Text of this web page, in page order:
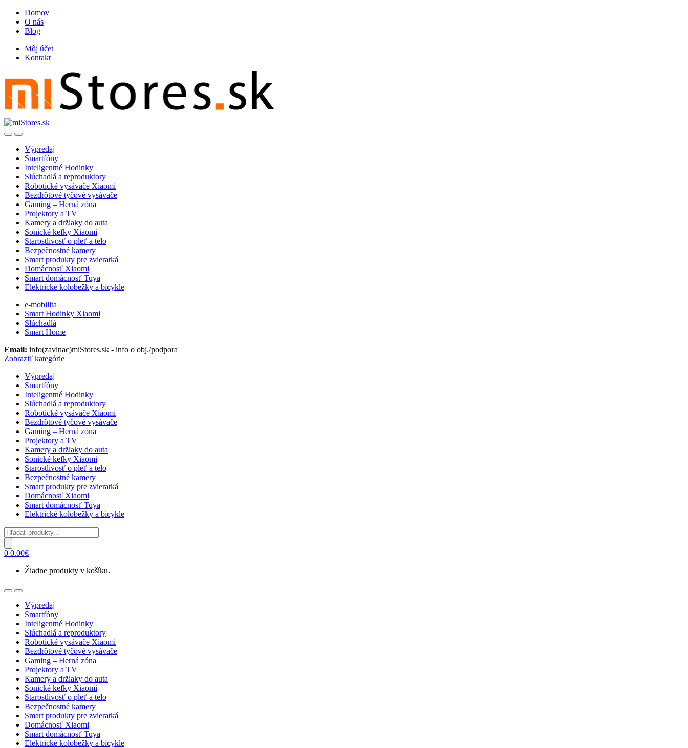
Skip
navigation
Skip
content
Domov
O nás
Blog
Môj účet
Kontakt
OpenClose
Výpredaj
Smartfóny
Inteligentné Hodinky
Slúchadlá a reproduktory
Robotické vysávače Xiaomi
Bezdrôtové tyčové vysávače
Gaming – Herná zóna
Projektory a TV
Kamery a držiaky do auta
Sonické kefky Xiaomi
Starostlivosť o pleť a telo
Bezpečnostné kamery
Smart produkty pre zvieratká
Domácnosť Xiaomi
Smart domácnosť Tuya
Elektrické kolobežky a bicykle
e-mobilita
Smart Hodinky Xiaomi
Slúchadlá
Smart Home
Email: info(zavinac)miStores.sk - info o obj./podpora
Zobraziť kategórie
Výpredaj
Smartfóny
Inteligentné Hodinky
Slúchadlá a reproduktory
Robotické vysávače Xiaomi
Bezdrôtové tyčové vysávače
Gaming – Herná zóna
Projektory a TV
Kamery a držiaky do auta
Sonické kefky Xiaomi
Starostlivosť o pleť a telo
Bezpečnostné kamery
Smart produkty pre zvieratká
Domácnosť Xiaomi
Smart domácnosť Tuya
Elektrické kolobežky a bicykle
Products
search
0 0.00€
Žiadne produkty v košíku.
OpenClose
Výpredaj
Smartfóny
Inteligentné Hodinky
Slúchadlá a reproduktory
Robotické vysávače Xiaomi
Bezdrôtové tyčové vysávače
Gaming – Herná zóna
Projektory a TV
Kamery a držiaky do auta
Sonické kefky Xiaomi
Starostlivosť o pleť a telo
Bezpečnostné kamery
Smart produkty pre zvieratká
Domácnosť Xiaomi
Smart domácnosť Tuya
Elektrické kolobežky a bicykle